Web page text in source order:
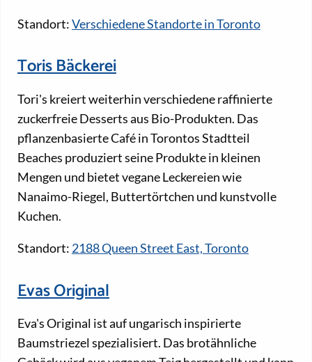
Standort:Verschiedene Standorte in Toronto
Toris Bäckerei
Tori's kreiert weiterhin verschiedene raffinierte
zuckerfreie Desserts aus Bio-Produkten. Das
pflanzenbasierte Café in Torontos Stadtteil
Beaches produziert seine Produkte in kleinen
Mengen und bietet vegane Leckereien wie
Nanaimo-Riegel, Buttertörtchen und kunstvolle
Kuchen.
Standort: 2188 Queen Street East, Toronto
Evas Original
Eva's Original ist auf ungarisch inspirierte
Baumstriezel spezialisiert. Das brotähnliche